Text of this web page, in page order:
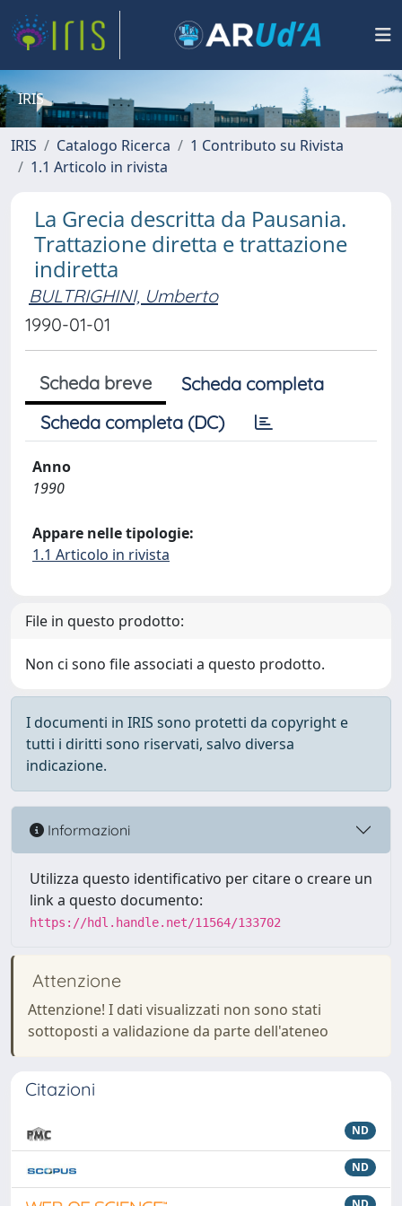
IRIS
IRIS Catalogo Ricerca
1 Contributo su Rivista
1.1 Articolo in rivista
La Grecia descritta da Pausania.
Trattazione diretta e trattazione
indiretta
BULTRIGHINI, Umberto
1990-01-01
Scheda breve
Scheda completa
Scheda completa (DC)
Anno
1990
Appare nelle tipologie:
1.1 Articolo in rivista
File in questo prodotto:
Non ci sono file associati a questo prodotto.
I documenti in IRIS sono protetti da copyright e
tutti i diritti sono riservati, salvo diversa
indicazione.
Informazioni
Utilizza questo identificativo per citare o creare un
link a questo documento:
https://hdl.handle.net/11564/133702
Attenzione
Attenzione! I dati visualizzati non sono stati
sottoposti a validazione da parte dell'ateneo
Citazioni
ND
ND